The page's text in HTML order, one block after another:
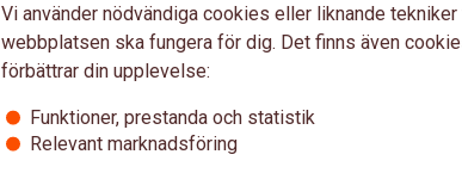
För företag
Förköpsinformation
Vi använder nödvändiga cookies eller liknande
webbplatsen ska fungera för dig. Det finns även
förbättrar din upplevelse:
Funktioner, prestanda och statistik
Relevant marknadsföring